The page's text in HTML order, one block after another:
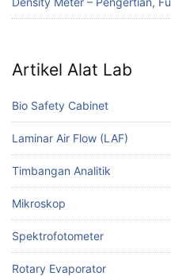
Artikel Alat Lab
Bio Safety Cabinet
Laminar Air Flow (LAF)
Timbangan Analitik
Mikroskop
Spektrofotometer
Rotary Evaporator